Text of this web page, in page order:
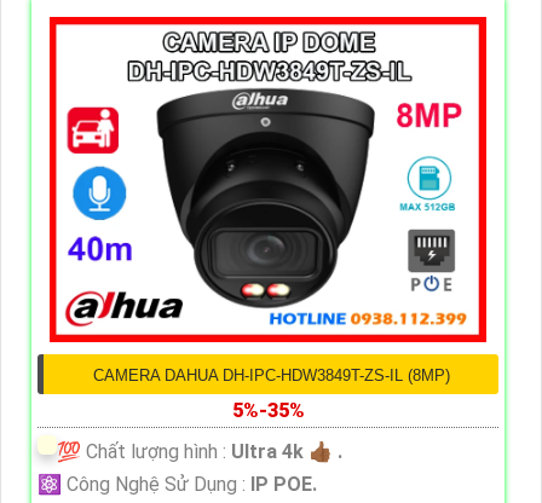
CAMERA DAHUA DH-IPC-HDW3849T-ZS-IL (8MP)
5%-35%
💯 Chất lượng hình : Ultra 4k 👍🏾 .
⚛️ Công Nghệ Sử Dụng : IP POE.